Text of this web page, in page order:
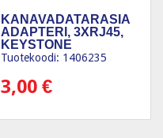
KANAVADATARASIA
ADAPTERI, 3XRJ45,
KEYSTONE
Tuotekoodi: 1406235
3,00€